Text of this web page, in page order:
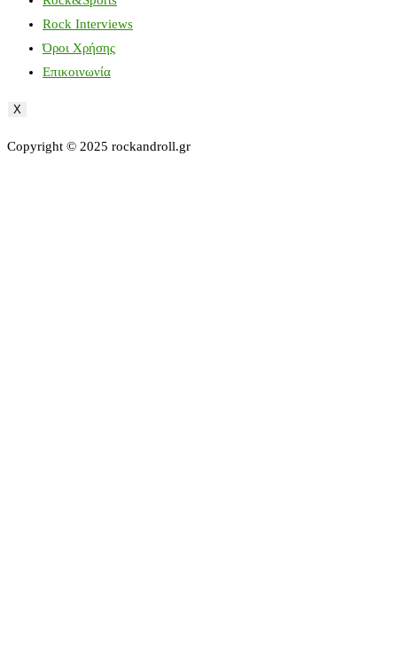
Rock Interviews
Όροι Χρήσης
Επικοινωνία
X
Copyright © 2025 rockandroll.gr